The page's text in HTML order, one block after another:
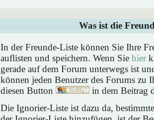
Was ist die
In der Freunde-Liste können Sie Ihre
auflisten und speichern. Wenn Sie hier
gerade auf dem Forum unterwegs ist
können jeden Benutzer des Forums zu
diesen Button
in dem Beitrag
Die Ignorier-Liste ist dazu da,